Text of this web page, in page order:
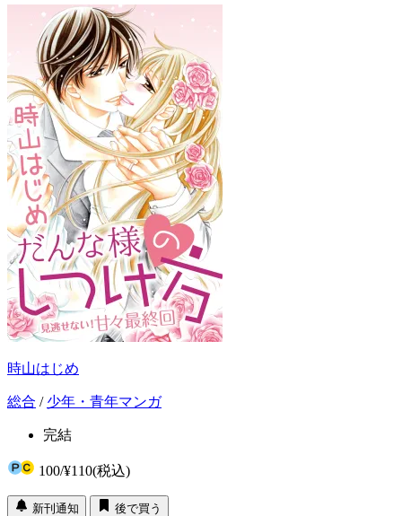
時山はじめ
総合 / 少年・青年マンガ
完結
100/¥110(税込)
新刊通知
後で買う